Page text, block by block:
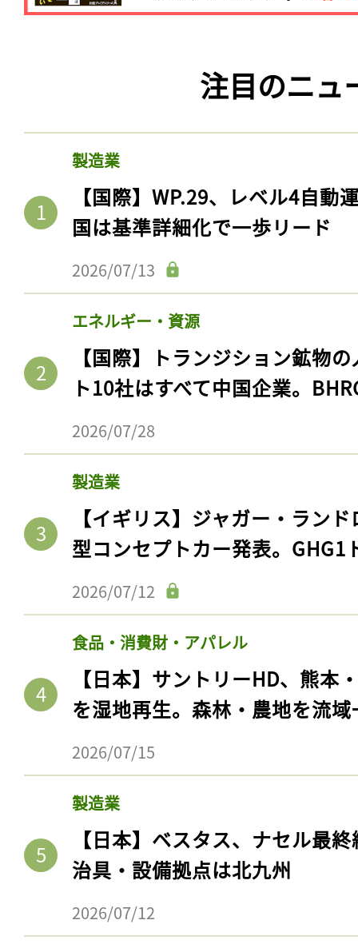
注目のニュ
製造業
【国際】WP.29、レベル4自動
国は基準詳細化で一歩リード
2026/07/13
エネルギー・資源
【国際】トランジション鉱物
ト10社はすべて中国企業。
2026/07/28
製造業
【イギリス】ジャガー・ラン
型コンセプトカー発表。GHG1
2026/07/12
食品・消費財・アパレル
【日本】サントリーHD、熊本
を湿地再生。森林・農地を流
2026/07/15
製造業
【日本】ベスタス、ナセル最
治具・設備拠点は北九州
2026/07/12